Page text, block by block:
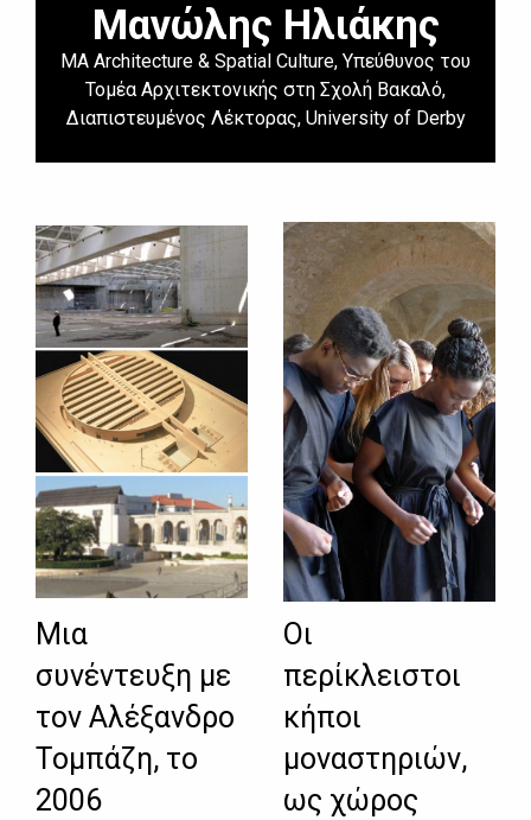
Μανώλης Ηλιάκης
MA Architecture & Spatial Culture, Υπεύθυνος του
Τομέα Αρχιτεκτονικής στη Σχολή Βακαλό,
Διαπιστευμένος Λέκτορας, University of Derby
Μια
συνέντευξη με
τον Αλέξανδρο
Τομπάζη, το
2006
Οι
περίκλειστοι
κήποι
μοναστηριών,
ως χώρος